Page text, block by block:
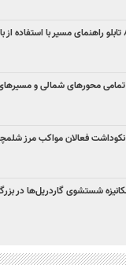
تمامی محورهای شمالی و
نکوداشت فعالان مواکب مرز
شستشوی گاردریل‌ها در